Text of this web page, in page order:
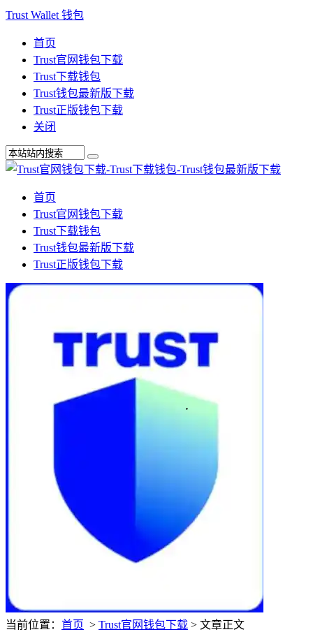
Trust Wallet 钱包
首页
Trust官网钱包下载
Trust下载钱包
Trust钱包最新版下载
Trust正版钱包下载
关闭
首页
Trust官网钱包下载
Trust下载钱包
Trust钱包最新版下载
Trust正版钱包下载
当前位置： 首页 > Trust官网钱包下载 > 文章正文